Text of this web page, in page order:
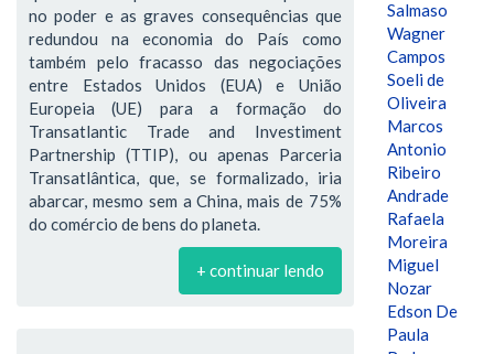
no poder e as graves consequências que
redundou na economia do País como
também pelo fracasso das negociações
entre Estados Unidos (EUA) e União
Europeia (UE) para a formação do
Transatlantic Trade and Investiment
Partnership (TTIP), ou apenas Parceria
Transatlântica, que, se formalizado, iria
abarcar, mesmo sem a China, mais de 75%
do comércio de bens do planeta.
+ continuar lendo
Salmaso
Wagner
Campos
Soeli de
Oliveira
Marcos
Antonio
Ribeiro
Andrade
Rafaela
Moreira
Miguel
Nozar
Edson De
Paula